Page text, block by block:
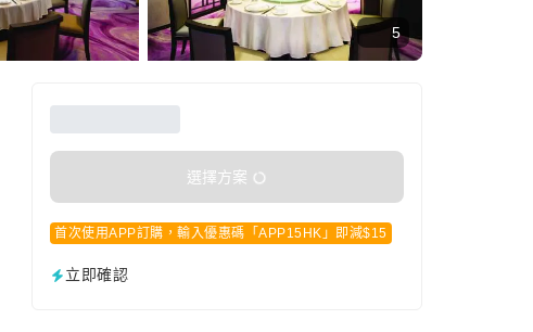
5
選擇方案
首次使用APP訂購，輸入優惠碼「APP15HK」即減$15
立即確認